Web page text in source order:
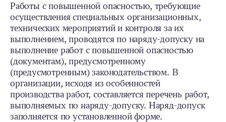
Работы с повышенной опасностью, требующие
осуществления специальных организационных,
технических мероприятий и контроля за их
выполнением, проводятся по наряду-­допуску на
выполнение работ с повышенной опасностью
(документам), предусмотренному
(предусмотренным) законодательством. В
организации, исходя из особенностей
производства работ, составляется перечень работ,
выполняемых по наряду-­допуску. Наряд-допуск
заполняется по установленной форме.